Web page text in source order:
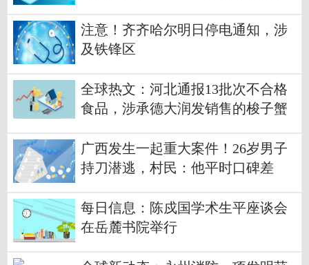
注意！齐齐哈尔明日停电通知，涉
及铁锋区
全球热文：河北通报13批次不合格
食品，涉承德大润发销售的梭子蟹
广西发生一起重大案件！26岁男子
持刀潜逃，村民：他平时口碑差
每日信息：陈戍国学术生平座谈会
在岳麓书院举行